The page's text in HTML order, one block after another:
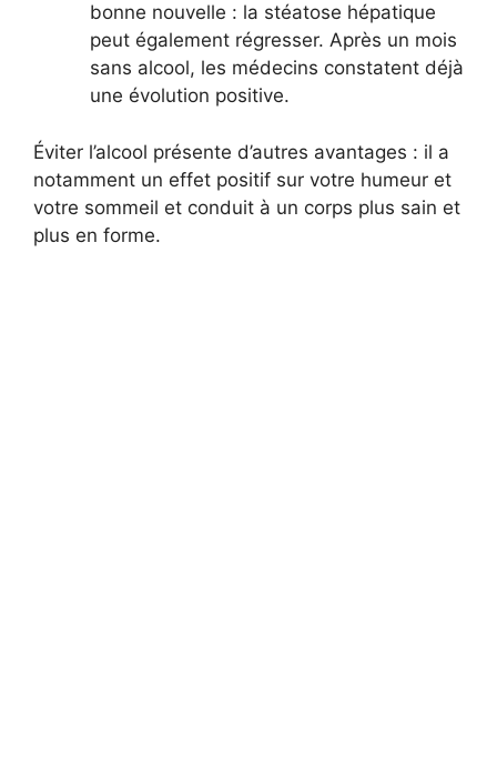
bonne nouvelle : la stéatose hépatique
peut également régresser. Après un mois
sans alcool, les médecins constatent déjà
une évolution positive.
Éviter l’alcool présente d’autres avantages : il a
notamment un effet positif sur votre humeur et
votre sommeil et conduit à un corps plus sain et
plus en forme.